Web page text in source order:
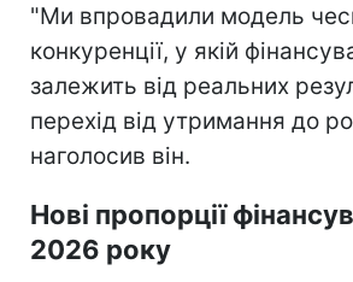
"Ми впровадили модель
конкуренції, у якій
залежить від реальних
перехід від утримання до
наголосив він.
Нові пропорції
2026 року